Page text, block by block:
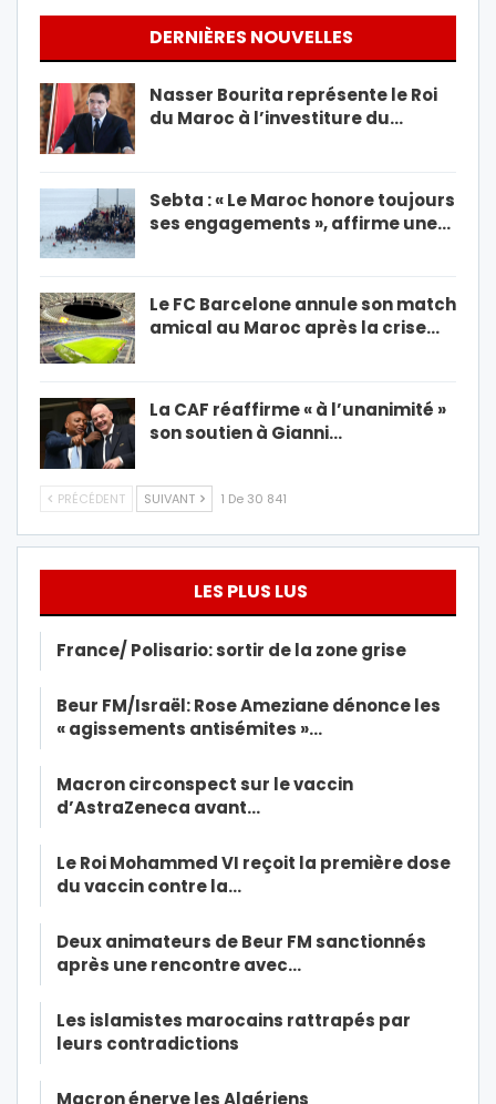
DERNIÈRES NOUVELLES
Nasser Bourita représente le Roi
du Maroc à l’investiture du…
Sebta : « Le Maroc honore toujours
ses engagements », affirme une…
Le FC Barcelone annule son match
amical au Maroc après la crise…
La CAF réaffirme « à l’unanimité »
son soutien à Gianni…
PRÉCÉDENT SUIVANT 1 De 30 841
LES PLUS LUS
France/ Polisario: sortir de la zone grise
Beur FM/Israël: Rose Ameziane dénonce les
« agissements antisémites »…
Macron circonspect sur le vaccin
d’AstraZeneca avant…
Le Roi Mohammed VI reçoit la première dose
du vaccin contre la…
Deux animateurs de Beur FM sanctionnés
après une rencontre avec…
Les islamistes marocains rattrapés par
leurs contradictions
Macron énerve les Algériens